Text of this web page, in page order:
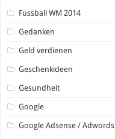
Fussball WM 2014
Gedanken
Geld verdienen
Geschenkideen
Gesundheit
Google
Google Adsense / Adwords